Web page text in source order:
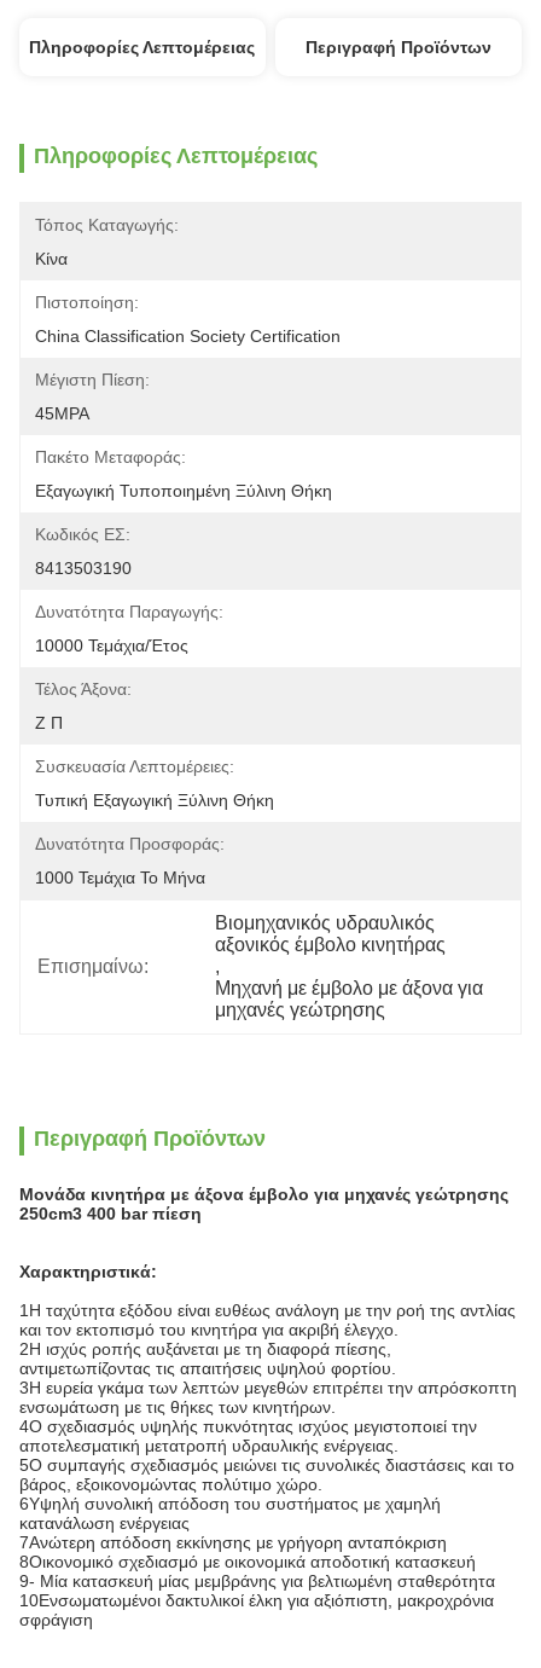
Πληροφορίες Λεπτομέρειας Περιγραφή Προϊόντων
Πληροφορίες Λεπτομέρειας
Τόπος Καταγωγής:
Κίνα
Πιστοποίηση:
China Classification Society Certification
Μέγιστη Πίεση:
45MPA
Πακέτο Μεταφοράς:
Εξαγωγική Τυποποιημένη Ξύλινη Θήκη
Κωδικός ΕΣ:
8413503190
Δυνατότητα Παραγωγής:
10000 Τεμάχια/έτος
Τέλος Άξονα:
Ζ Π
Συσκευασία Λεπτομέρειες:
Τυπική Εξαγωγική Ξύλινη Θήκη
Δυνατότητα Προσφοράς:
1000 Τεμάχια Το Μήνα
Επισημαίνω:
Βιομηχανικός υδραυλικός
αξονικός έμβολο κινητήρας
,
Μηχανή με έμβολο με άξονα για
μηχανές γεώτρησης
Περιγραφή Προϊόντων
Μονάδα κινητήρα με άξονα έμβολο για μηχανές γεώτρησης
250cm3 400 bar πίεση
Χαρακτηριστικά:
1Η ταχύτητα εξόδου είναι ευθέως ανάλογη με την ροή της αντλίας
και τον εκτοπισμό του κινητήρα για ακριβή έλεγχο.
2Η ισχύς ροπής αυξάνεται με τη διαφορά πίεσης,
αντιμετωπίζοντας τις απαιτήσεις υψηλού φορτίου.
3Η ευρεία γκάμα των λεπτών μεγεθών επιτρέπει την απρόσκοπτη
ενσωμάτωση με τις θήκες των κινητήρων.
4Ο σχεδιασμός υψηλής πυκνότητας ισχύος μεγιστοποιεί την
αποτελεσματική μετατροπή υδραυλικής ενέργειας.
5Ο συμπαγής σχεδιασμός μειώνει τις συνολικές διαστάσεις και το
βάρος, εξοικονομώντας πολύτιμο χώρο.
6Υψηλή συνολική απόδοση του συστήματος με χαμηλή
κατανάλωση ενέργειας
7Ανώτερη απόδοση εκκίνησης με γρήγορη ανταπόκριση
8Οικονομικό σχεδιασμό με οικονομικά αποδοτική κατασκευή
9- Μία κατασκευή μίας μεμβράνης για βελτιωμένη σταθερότητα
10Ενσωματωμένοι δακτυλικοί έλκη για αξιόπιστη, μακροχρόνια
σφράγιση